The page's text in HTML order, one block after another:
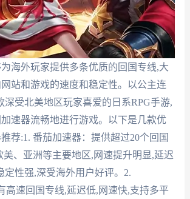
海外玩家提供多条优质的回国专线,大
站和游戏的速度和稳定性。以公主连
深受北美地区玩家喜爱的日系RPG手游,
速器流畅地进行游戏。以下是几款优
荐:1. 番茄加速器：提供超过20个回国
美、亚洲等主要地区,网速提升明显,延迟
定性强,深受海外用户好评。2.
高速回国专线,延迟低,网速快,支持多平